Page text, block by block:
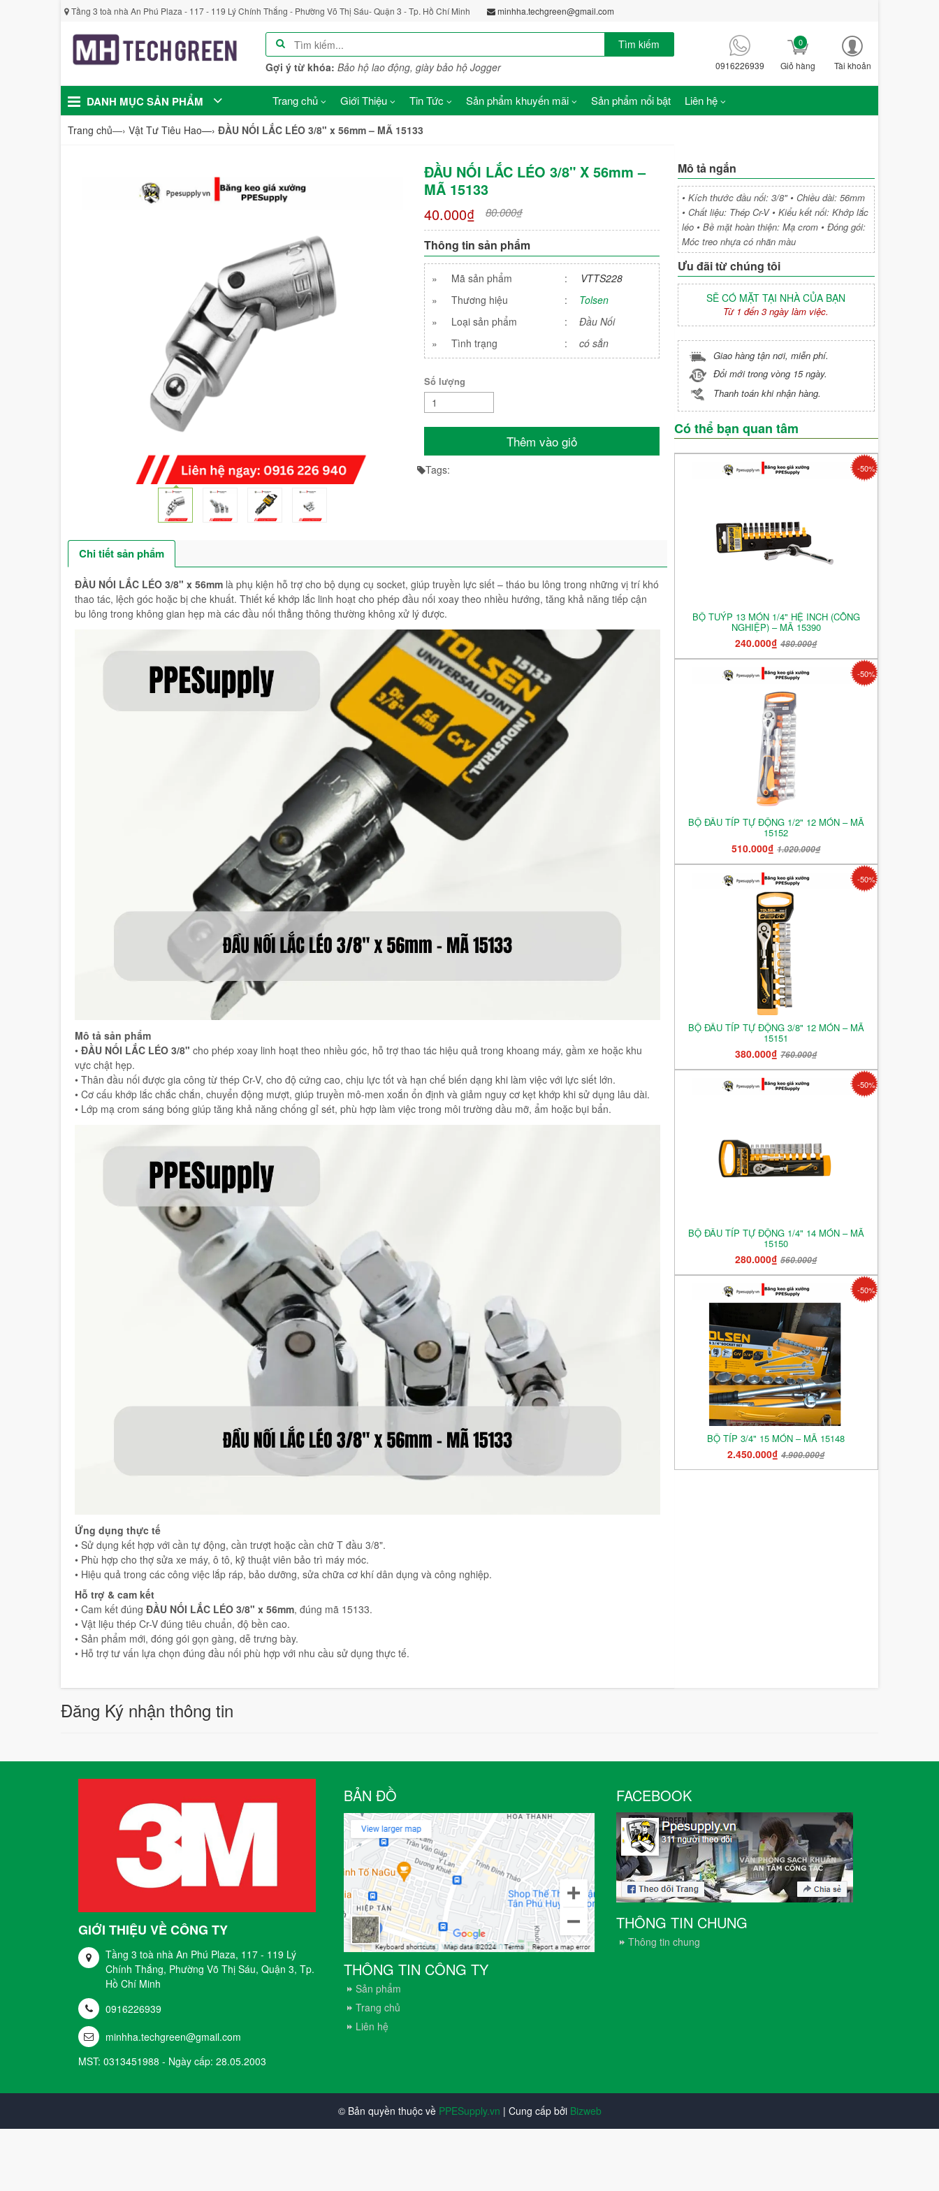
Tầng 3 toà nhà An Phú Plaza - 117 - 119 Lý Chính Thắng - Phường Võ Thị Sáu- Quận 3 - Tp. Hồ Chí Minh minhha.techgreen@gmail.com
Tìm kiếm
Gợi ý từ khóa: Bảo hộ lao động, giày bảo hộ Jogger 0916226939 Giỏ hàng
0
Tài khoản
DANH MỤC SẢN PHẨM Trang chủ Giới Thiệu Tin Tức Sản phẩm khuyến mãi Sản phẩm nổi bật Liên hệ
Trang chủ—› Vật Tư Tiêu Hao—› ĐẦU NỐI LẮC LÉO 3/8" x 56mm – MÃ 15133
ĐẦU NỐI LẮC LÉO 3/8" X 56mm –
MÃ 15133
40.000₫
80.000₫
Thông tin sản phẩm
» Mã sản phẩm :
VTTS228
»
Thương hiệu :
Tolsen
»
Loại sản phẩm :
Đầu Nối
»
Tình trạng : có sẳn
Số lượng
Thêm vào giỏ
Tags:
Chi tiết sản phẩm
ĐẦU NỐI LẮC LÉO 3/8" x 56mm là phụ kiện hỗ trợ cho bộ dụng cụ socket, giúp truyền lực siết – tháo bu lông trong những vị trí khó
thao tác, lệch góc hoặc bị che khuất. Thiết kế khớp lắc linh hoạt cho phép đầu nối xoay theo nhiều hướng, tăng khả năng tiếp cận
bu lông trong không gian hẹp mà các đầu nối thẳng thông thường không xử lý được.
Mô tả sản phẩm
• ĐẦU NỐI LẮC LÉO 3/8" cho phép xoay linh hoạt theo nhiều góc, hỗ trợ thao tác hiệu quả trong khoang máy, gầm xe hoặc khu
vực chật hẹp.
• Thân đầu nối được gia công từ thép Cr-V, cho độ cứng cao, chịu lực tốt và hạn chế biến dạng khi làm việc với lực siết lớn.
• Cơ cấu khớp lắc chắc chắn, chuyển động mượt, giúp truyền mô-men xoắn ổn định và giảm nguy cơ kẹt khớp khi sử dụng lâu dài.
• Lớp mạ crom sáng bóng giúp tăng khả năng chống gỉ sét, phù hợp làm việc trong môi trường dầu mỡ, ẩm hoặc bụi bẩn.
Ứng dụng thực tế
• Sử dụng kết hợp với cần tự động, cần trượt hoặc cần chữ T đầu 3/8".
• Phù hợp cho thợ sửa xe máy, ô tô, kỹ thuật viên bảo trì máy móc.
• Hiệu quả trong các công việc lắp ráp, bảo dưỡng, sửa chữa cơ khí dân dụng và công nghiệp.
Hỗ trợ & cam kết
• Cam kết đúng ĐẦU NỐI LẮC LÉO 3/8" x 56mm, đúng mã 15133.
• Vật liệu thép Cr-V đúng tiêu chuẩn, độ bền cao.
• Sản phẩm mới, đóng gói gọn gàng, dễ trưng bày.
• Hỗ trợ tư vấn lựa chọn đúng đầu nối phù hợp với nhu cầu sử dụng thực tế.
Mô tả ngắn
• Kích thước đầu nối: 3/8" • Chiều dài: 56mm
• Chất liệu: Thép Cr-V • Kiểu kết nối: Khớp lắc
léo • Bề mặt hoàn thiện: Mạ crom • Đóng gói:
Móc treo nhựa có nhãn màu
Ưu đãi từ chúng tôi
SẼ CÓ MẶT TẠI NHÀ CỦA BẠN
Từ 1 đến 3 ngày làm việc.
Giao hàng tận nơi, miễn phí.
Đổi mới trong vòng 15 ngày.
Thanh toán khi nhận hàng.
Có thể bạn quan tâm
-50%
BỘ TUÝP 13 MÓN 1/4" HỆ INCH (CÔNG
NGHIỆP) – MÃ 15390
240.000₫480.000₫
-50%
BỘ ĐẦU TÍP TỰ ĐỘNG 1/2" 12 MÓN – MÃ
15152
510.000₫1.020.000₫
-50%
BỘ ĐẦU TÍP TỰ ĐỘNG 3/8" 12 MÓN – MÃ
15151
380.000₫760.000₫
-50%
BỘ ĐẦU TÍP TỰ ĐỘNG 1/4" 14 MÓN – MÃ
15150
280.000₫560.000₫
-50%
BỘ TÍP 3/4" 15 MÓN – MÃ 15148
2.450.000₫4.900.000₫
Đăng Ký nhận thông tin
GIỚI THIỆU VỀ CÔNG TY
Tầng 3 toà nhà An Phú Plaza, 117 - 119 Lý
Chính Thắng, Phường Võ Thị Sáu, Quận 3, Tp.
Hồ Chí Minh
0916226939
minhha.techgreen@gmail.com
MST: 0313451988 - Ngày cấp: 28.05.2003
BẢN ĐỒ
THÔNG TIN CÔNG TY
Sản phẩm
Trang chủ
Liên hệ
FACEBOOK
THÔNG TIN CHUNG
Thông tin chung
© Bản quyền thuộc về PPESupply.vn | Cung cấp bởi Bizweb